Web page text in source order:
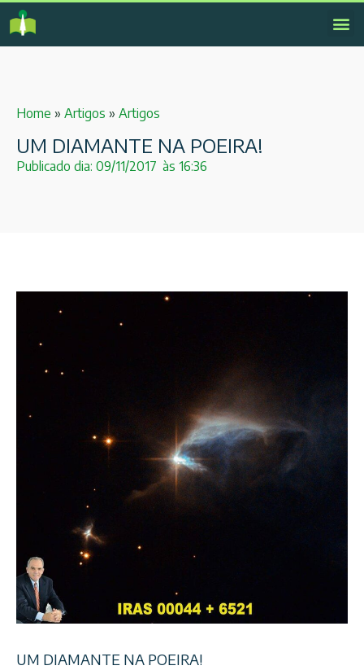
Home » Artigos » Artigos
UM DIAMANTE NA POEIRA!
Publicado dia: 09/11/2017 às 16:36
UM DIAMANTE NA POEIRA!